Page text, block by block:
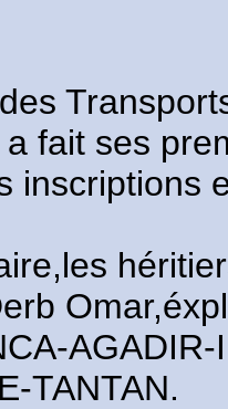
a fait ses
inscriptions
TANTAN.